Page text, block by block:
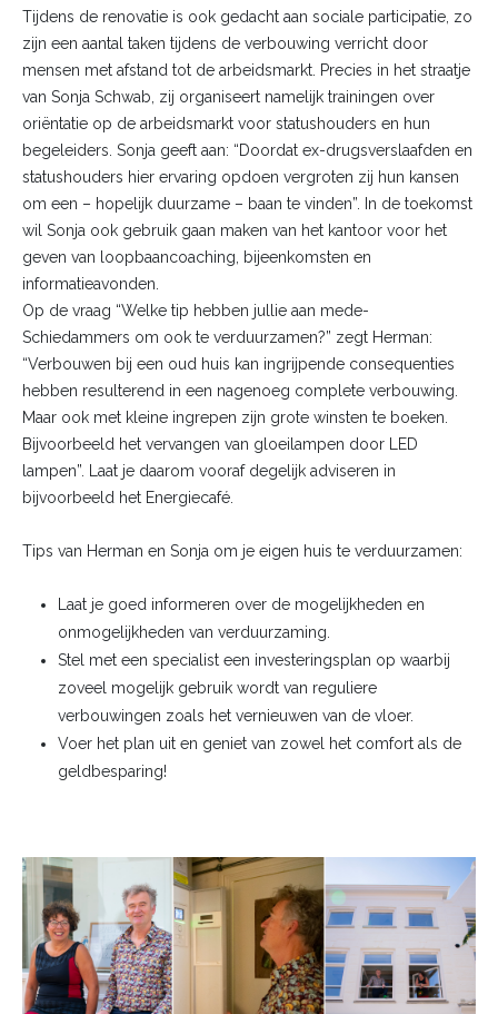
Tijdens de renovatie is ook gedacht aan sociale participatie, zo
zijn een aantal taken tijdens de verbouwing verricht door
mensen met afstand tot de arbeidsmarkt. Precies in het straatje
van Sonja Schwab, zij organiseert namelijk trainingen over
oriëntatie op de arbeidsmarkt voor statushouders en hun
begeleiders. Sonja geeft aan: “Doordat ex-drugsverslaafden en
statushouders hier ervaring opdoen vergroten zij hun kansen
om een – hopelijk duurzame – baan te vinden”. In de toekomst
wil Sonja ook gebruik gaan maken van het kantoor voor het
geven van loopbaancoaching, bijeenkomsten en
informatieavonden.
Op de vraag “Welke tip hebben jullie aan mede-
Schiedammers om ook te verduurzamen?” zegt Herman:
“Verbouwen bij een oud huis kan ingrijpende consequenties
hebben resulterend in een nagenoeg complete verbouwing.
Maar ook met kleine ingrepen zijn grote winsten te boeken.
Bijvoorbeeld het vervangen van gloeilampen door LED
lampen”. Laat je daarom vooraf degelijk adviseren in
bijvoorbeeld het Energiecafé.
Tips van Herman en Sonja om je eigen huis te verduurzamen:
Laat je goed informeren over de mogelijkheden en
onmogelijkheden van verduurzaming.
Stel met een specialist een investeringsplan op waarbij
zoveel mogelijk gebruik wordt van reguliere
verbouwingen zoals het vernieuwen van de vloer.
Voer het plan uit en geniet van zowel het comfort als de
geldbesparing!